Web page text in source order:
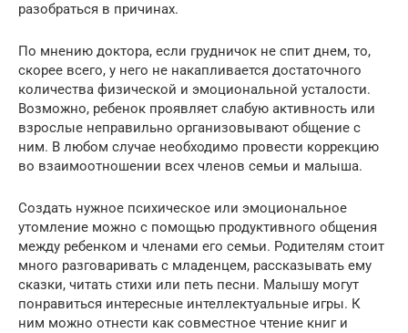
разобраться в причинах.
По мнению доктора, если грудничок не спит днем, то,
скорее всего, у него не накапливается достаточного
количества физической и эмоциональной усталости.
Возможно, ребенок проявляет слабую активность или
взрослые неправильно организовывают общение с
ним. В любом случае необходимо провести коррекцию
во взаимоотношении всех членов семьи и малыша.
Создать нужное психическое или эмоциональное
утомление можно с помощью продуктивного общения
между ребенком и членами его семьи. Родителям стоит
много разговаривать с младенцем, рассказывать ему
сказки, читать стихи или петь песни. Малышу могут
понравиться интересные интеллектуальные игры. К
ним можно отнести как совместное чтение книг и